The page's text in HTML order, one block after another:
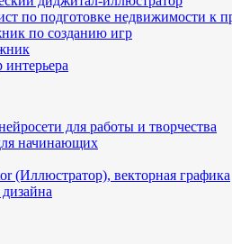
по подготовке недвижимости к
по созданию игр
для работы и творчества
начинающих
(Иллюстратор), векторная графика